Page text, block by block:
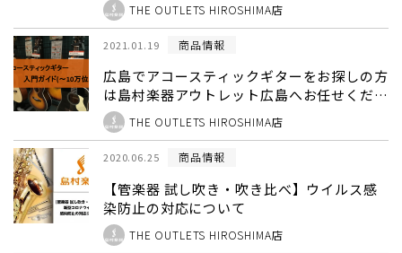
THE OUTLETS HIROSHIMA店
2021.01.19 商品情報
広島でアコースティックギターをお探しの方
は島村楽器アウトレット広島へお任せくださ
い！（入門・初心者モデルも多数展示中）
THE OUTLETS HIROSHIMA店
2020.06.25 商品情報
【管楽器 試し吹き・吹き比べ】ウイルス感
染防止の対応について
THE OUTLETS HIROSHIMA店